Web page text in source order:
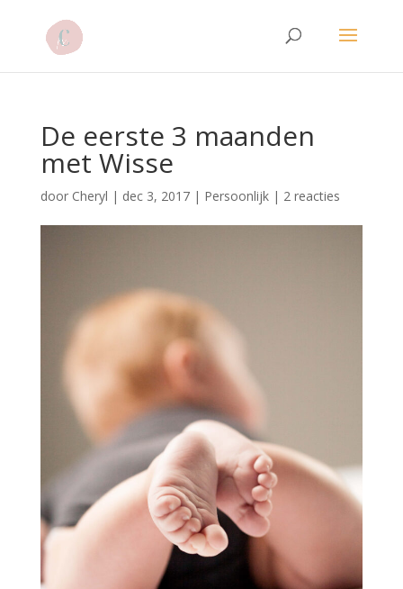
De eerste 3 maanden
met Wisse
door Cheryl | dec 3, 2017| Persoonlijk| 2 reacties